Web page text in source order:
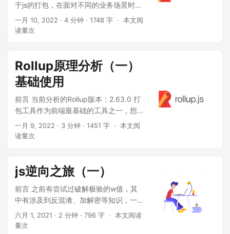
于js的打包，在面对不同的业务场景时
候，是需要不同的打包”姿势“。那怎么使
用不同姿势呢？webpack有loader、
能够做到相同的效果。今天这篇文章...
一月 10, 2022 · 4 分钟 · 1748 字 · 本文阅
读量次
Rollup原理分析（一）
基础使用
前言 当前分析的Rollup版本：2.63.0 打
包工具作为前端最基础的工具之一，想
必大家或多或少都会对其实现原理感兴
趣。但是由于网上的资料参差不齐，学
web前端打包工具的实现原理，降低大
家学习框架源码的门槛。 Ro...
一月 9, 2022 · 3 分钟 · 1451 字 · 本文阅
读量次
js逆向之旅（一）
前言 之前有尝试过破解极验的w值，其
中有涉及到反混淆、加解密等知识，一
步一步的得到最后的结果非常的有意
思。最近有幸了解到《猿人学-爬虫刷题
六月 1, 2021 · 2 分钟 · 796 字 · 本文阅读
量次